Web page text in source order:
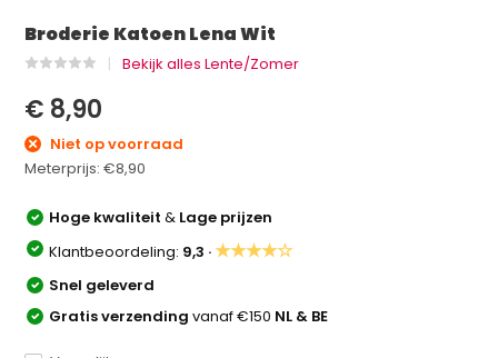
Broderie Katoen Lena Wit
Bekijk alles Lente/Zomer
€ 8,90
Niet op voorraad
Meterprijs:€8,90
Hoge kwaliteit& Lage prijzen
Klantbeoordeling: 9,3 ·★★★★☆
Snel geleverd
Gratis verzendingvanaf €150 NL & BE